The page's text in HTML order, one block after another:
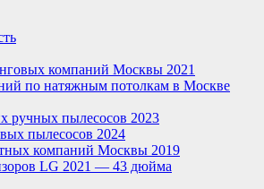
компаний Москвы 2021
по натяжным потолкам в Москве
ручных пылесосов 2023
пылесосов 2024
компаний Москвы 2019
LG 2021 — 43 дюйма